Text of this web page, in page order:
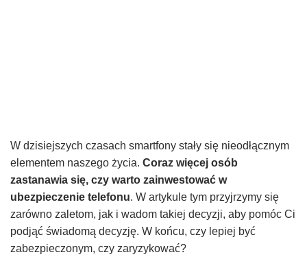
W dzisiejszych czasach smartfony stały się nieodłącznym
elementem naszego życia. Coraz więcej osób
zastanawia się, czy warto zainwestować w
ubezpieczenie telefonu. W artykule tym przyjrzymy się
zarówno zaletom, jak i wadom takiej decyzji, aby pomóc Ci
podjąć świadomą decyzję. W końcu, czy lepiej być
zabezpieczonym, czy zaryzykować?